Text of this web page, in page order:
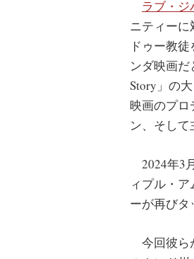
ラブ・ジ
ニティー
ドゥー教
ンダ映画
Story」の
映画のプ
ン、そして
2024年3
ィプル・
ーが再びタ
今回彼ら